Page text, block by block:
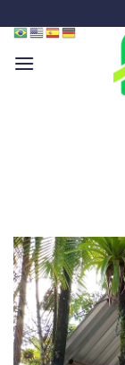
to
content